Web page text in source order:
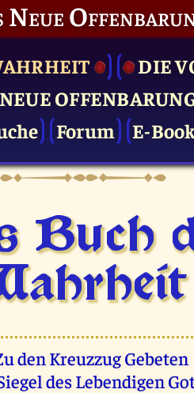
Neue
DIE
NEUE
Forum E-
Buch
den Kreuzzug Gebeten
des Lebendigen